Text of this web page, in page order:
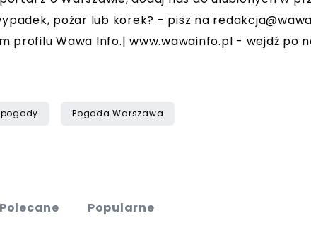
pożar lub korek? - pisz na
profilu Wawa Info.| www.wawainfo.pl - wejdź po
Pogoda Warszawa
Polecane Popularne